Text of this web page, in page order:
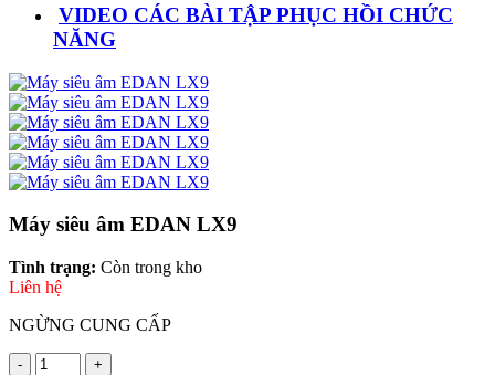
VIDEO CÁC BÀI TẬP PHỤC HỒI CHỨC
NĂNG
Máy siêu âm EDAN LX9
Tình trạng: Còn trong kho
Liên hệ
NGỪNG CUNG CẤP
-
+